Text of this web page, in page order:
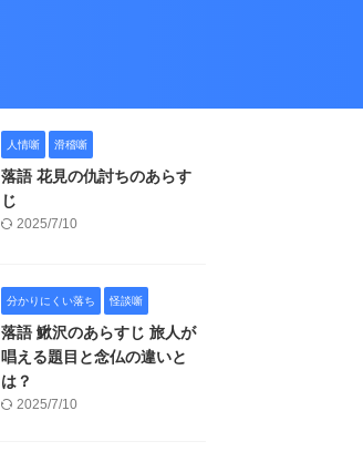
人情噺 滑稽噺
落語 花見の仇討ちのあらす
じ
2025/7/10
分かりにくい落ち 怪談噺
落語 鰍沢のあらすじ 旅人が
唱える題目と念仏の違いと
は？
2025/7/10